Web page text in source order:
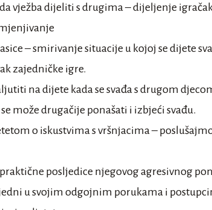
vježba dijeliti s drugima – dijeljenje
– smirivanje situacije u kojoj se dijete
zajedničke igre.
na dijete kada se svađa s drugom
može drugačije ponašati i izbjeći svađu.
o iskustvima s vršnjacima –
posljedice njegovog agresivnog
u svojim odgojnim porukama i